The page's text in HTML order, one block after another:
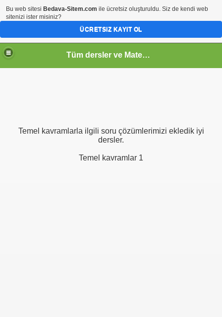
Tüm dersler ve Matematik
Temel kavramlarla ilgili soru çözümlerimizi ekledik iyi
dersler.
Temel kavramlar 1
Bu web sitesi Bedava-Sitem.com ile ücretsiz oluşturuldu. Siz de kendi web
sitenizi ister misiniz?
ÜCRETSIZ KAYIT OL